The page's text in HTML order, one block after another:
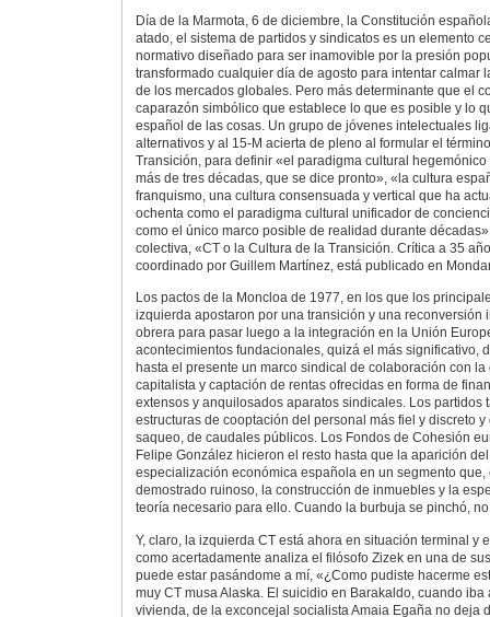
Día de la Marmota, 6 de diciembre, la Constitución
atado, el sistema de partidos y sindicatos es un elemento
normativo diseñado para ser inamovible por la presión
transformado cualquier día de agosto para intentar calmar
de los mercados globales. Pero más determinante que el
caparazón simbólico que establece lo que es posible y lo
español de las cosas. Un grupo de jóvenes intelectuales
alternativos y al 15-M acierta de pleno al formular el
Transición, para definir «el paradigma cultural
más de tres décadas, que se dice pronto», «la cultura
franquismo, una cultura consensuada y vertical que ha
ochenta como el paradigma cultural unificador de
como el único marco posible de realidad durante
colectiva, «CT o la Cultura de la Transición. Crítica a 35
coordinado por Guillem Martínez, está publicado en
Los pactos de la Moncloa de 1977, en los que los
izquierda apostaron por una transición y una reconversión
obrera para pasar luego a la integración en la Unión
acontecimientos fundacionales, quizá el más significativo,
hasta el presente un marco sindical de colaboración con
capitalista y captación de rentas ofrecidas en forma de
extensos y anquilosados aparatos sindicales. Los partidos
estructuras de cooptación del personal más fiel y discreto
saqueo, de caudales públicos. Los Fondos de Cohesión
Felipe González hicieron el resto hasta que la aparición
especialización económica española en un segmento que,
demostrado ruinoso, la construcción de inmuebles y la
teoría necesario para ello. Cuando la burbuja se pinchó,
Y, claro, la izquierda CT está ahora en situación terminal y
como acertadamente analiza el filósofo Zizek en una de
puede estar pasándome a mí, «¿Como pudiste hacerme
muy CT musa Alaska. El suicidio en Barakaldo, cuando
vivienda, de la exconcejal socialista Amaia Egaña no deja